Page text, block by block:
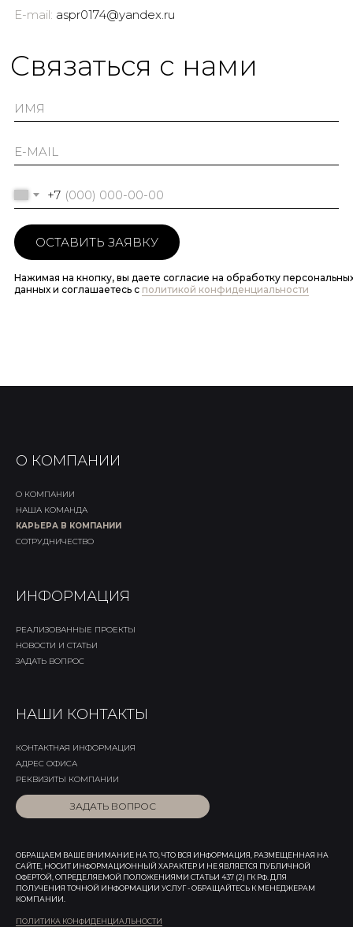
E-mail: aspr0174@yandex.ru
Cвязаться с нами
+7
ОСТАВИТЬ ЗАЯВКУ
Нажимая на кнопку, вы даете согласие на обработку
данных и соглашаетесь c политикой конфиденциальности
КОНТАКТНАЯ ИНФОРМАЦИЯ
АДРЕС ОФИСА
РЕКВИЗИТЫ КОМПАНИИ
ОБРАЩАЕМ ВАШЕ ВНИМАНИЕ НА ТО, ЧТО ВСЯ ИНФОРМАЦИЯ, РАЗМЕЩЕННАЯ НА
САЙТЕ, НОСИТ ИНФОРМАЦИОННЫЙ ХАРАКТЕР И НЕ ЯВЛЯЕТСЯ ПУБЛИЧНОЙ
ОФЕРТОЙ, ОПРЕДЕЛЯЕМОЙ ПОЛОЖЕНИЯМИ СТАТЬИ 437 (2) ГК РФ. ДЛЯ
ПОЛУЧЕНИЯ ТОЧНОЙ ИНФОРМАЦИИ УСЛУГ - ОБРАЩАЙТЕСЬ К МЕНЕДЖЕРАМ
КОМПАНИИ.
ПОЛИТИКА КОНФИДЕНЦИАЛЬНОСТИ
О КОМПАНИИ
О КОМПАНИИ
НАША КОМАНДА
КАРЬЕРА В КОМПАНИИ
СОТРУДНИЧЕСТВО
ИНФОРМАЦИЯ
РЕАЛИЗОВАННЫЕ ПРОЕКТЫ
НОВОСТИ И СТАТЬИ
ЗАДАТЬ ВОПРОС
НАШИ КОНТАКТЫ
ЗАДАТЬ ВОПРОС